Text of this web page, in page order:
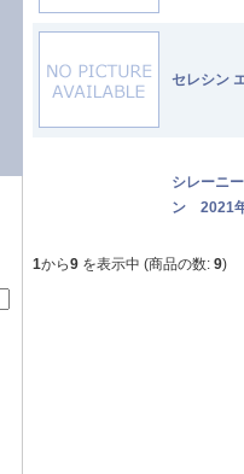
セレシン
シレーニ
ン 2021
1から9 を表示中 (商品の数: 9)